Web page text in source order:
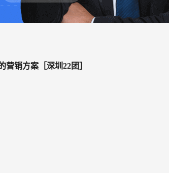
销方案［深圳22团］